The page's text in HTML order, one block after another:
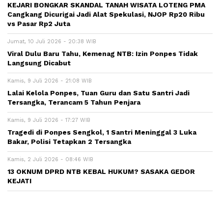
KEJARI BONGKAR SKANDAL TANAH WISATA LOTENG PMA
Cangkang Dicurigai Jadi Alat Spekulasi, NJOP Rp20 Ribu
vs Pasar Rp2 Juta
Jumat, 10 Juli 2026 - 20:38 WIB
Viral Dulu Baru Tahu, Kemenag NTB: Izin Ponpes Tidak
Langsung Dicabut
Kamis, 9 Juli 2026 - 21:08 WIB
Lalai Kelola Ponpes, Tuan Guru dan Satu Santri Jadi
Tersangka, Terancam 5 Tahun Penjara
Kamis, 9 Juli 2026 - 17:27 WIB
Tragedi di Ponpes Sengkol, 1 Santri Meninggal 3 Luka
Bakar, Polisi Tetapkan 2 Tersangka
Kamis, 2 Juli 2026 - 08:46 WIB
13 OKNUM DPRD NTB KEBAL HUKUM? SASAKA GEDOR
KEJATI